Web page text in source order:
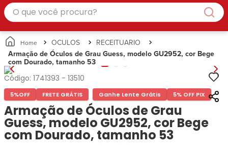
Masculino
Feminino
Infantil
Unissex
Busque
Por
Marcas
Ana
Hickmann
Bulget
Miu-
Miu
Guess
Categorias
Masculino
Feminino
Infantil
Unissex
Busque
Por
Marcas
Ray-
Ban
Prada
Ana
Hickmann
Correntes
para
Óculos
Estojos
para
Óculos
Soluções
e
Cuidados
Busque
Ray-
Ban
Prada
Exchange
Tommy
Hilfiger
Ana
Hickmann
Guess
Categoria
Armações
de Óculos
Óculos
de Sol
Corrente
para
Estojo
para
Óculos
Gênero
Masculino
O que você procura?
OCULOS
RECEITUARIO
Armação de Óculos de Grau Guess, modelo GU2952, cor Bege
com Dourado, tamanho 53
Código: 1741393 - 13510
5%OFF FRETE GRÁTIS Ganhe Lente Grátis 5% OFF PIX
Armação de Óculos de Grau
Guess, modelo GU2952, cor Bege
com Dourado, tamanho 53